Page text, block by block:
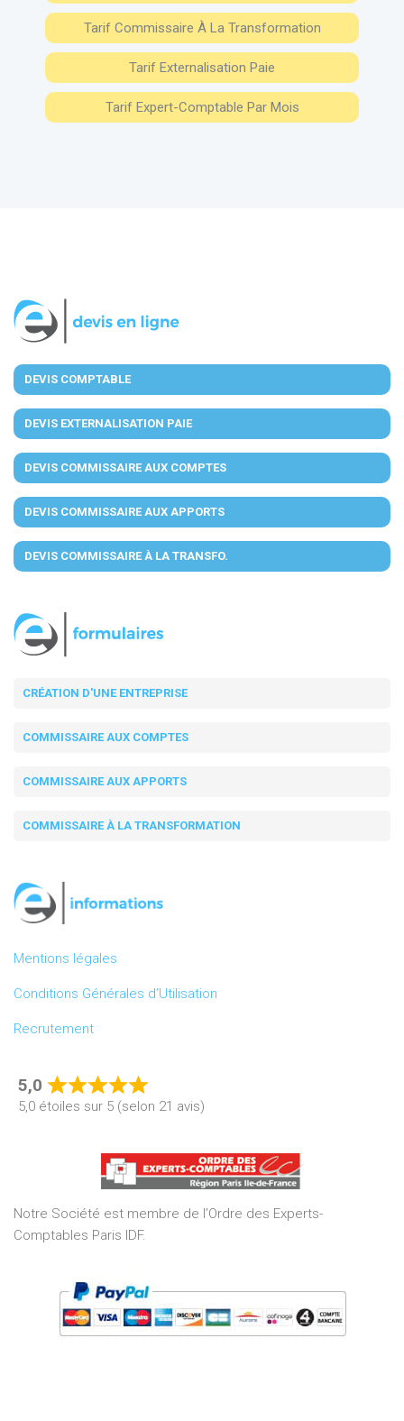
Tarif Commissaire À La Transformation
Tarif Externalisation Paie
Tarif Expert-Comptable Par Mois
DEVIS COMPTABLE
DEVIS EXTERNALISATION PAIE
DEVIS COMMISSAIRE AUX COMPTES
DEVIS COMMISSAIRE AUX APPORTS
DEVIS COMMISSAIRE À LA TRANSFO.
CRÉATION D'UNE ENTREPRISE
COMMISSAIRE AUX COMPTES
COMMISSAIRE AUX APPORTS
COMMISSAIRE À LA TRANSFORMATION
Mentions légales
Conditions Générales d’Utilisation
Recrutement
5,0
Rated
of
5
5,0 étoiles sur 5 (selon 21 avis)
Notre Société est membre de l’Ordre des Experts-
Comptables Paris IDF.